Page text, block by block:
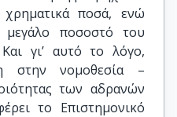
χρηματικά ποσά, ενώ
μεγάλο ποσοστό του
γι’ αυτό το λόγο,
στην νομοθεσία –
των αδρανών
το Επιστημονικό